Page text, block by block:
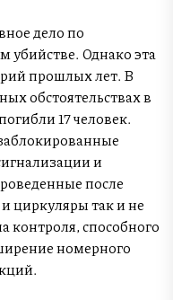
дело по
Однако эта
прошлых лет. В
обстоятельствах в
17 человек.
и
после
циркуляры так и не
контроля, способного
номерного